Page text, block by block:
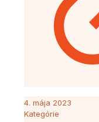
4. mája 2023
Kategórie